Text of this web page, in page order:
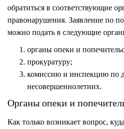
обратиться в соответствующие
правонарушения. Заявление по
можно подать в следующие
органы опеки и
прокуратуру;
комиссию и инспекцию по
несовершеннолетних.
Органы опеки и
Как только возникает вопрос,